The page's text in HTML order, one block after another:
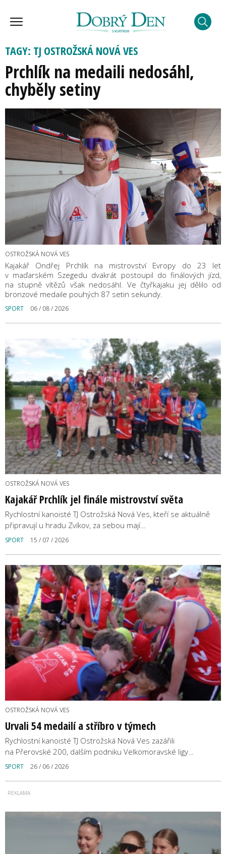
TAGY: TJ OSTROŽSKÁ NOVÁ VES
Prchlík na medaili nedosáhl,
chyběly setiny
OSTROŽSKÁ NOVÁ VES
Kajakář Ondřej Prchlík na mistrovství Evropy do 23 let
v maďarském Szegedu dvakrát postoupil do finálových jízd,
na stupně vítězů však nedosáhl. Ve čtyřkajaku jej dělilo od
bronzové medaile pouhých 87 setin sekundy.
SPORT 06 / 08 / 2026
OSTROŽSKÁ NOVÁ VES
Kajakář Prchlík jel finále mistrovství světa
Rychlostní kanoisté TJ Ostrožská Nová Ves, kteří se aktuálně
připravují u hradu Zvíkov, za sebou mají…
SPORT 15 / 07 / 2026
OSTROŽSKÁ NOVÁ VES
Urvali 54 medailí a stříbro v týmech
Rychlostní kanoisté TJ Ostrožská Nová Ves zazářili
na Přerovské 200, dalším podniku Velkomoravské ligy…
SPORT 26 / 06 / 2026